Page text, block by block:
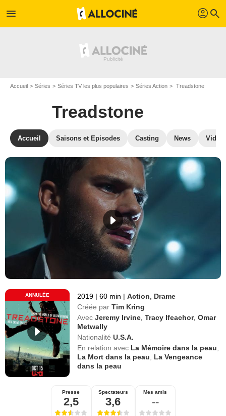
menu profil search
Accueil Séries Séries TV les plus populaires Séries Action Treadstone
Treadstone
Accueil Saisons et Episodes Casting News
ANNULÉE 2019 | 60 min | Action
Drame
Créée par Tim Kring
Avec Jeremy Irvine ,Tracy Ifeachor,Omar
Metwally
Nationalité U.S.A.
En relation avec La Mémoire dans la peau
La Mort dans la peau
La Vengeance
dans la peau
Presse
2,5
Spectateurs
3,6
Mes amis
--